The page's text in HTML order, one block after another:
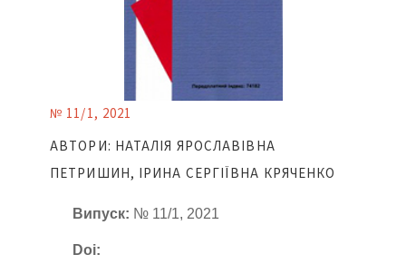
№ 11/1, 2021
АВТОРИ: НАТАЛІЯ ЯРОСЛАВІВНА
ПЕТРИШИН, ІРИНА СЕРГІЇВНА КРЯЧЕНКО
Випуск: № 11/1, 2021
Doi: